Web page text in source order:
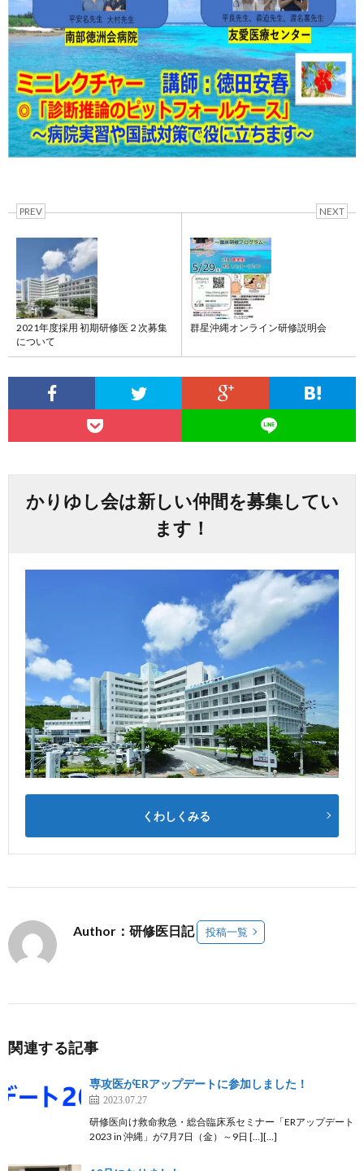
PREV
2021年度採用 初期研修医２次募集
について
NEXT
群星沖縄オンライン研修説明会
かりゆし会は新しい仲間を募集してい
ます！
くわしくみる
Author：研修医日記 投稿一覧
関連する記事
専攻医がERアップデートに参加しました！
2023.07.27
研修医向け救命救急・総合臨床系セミナー「ERアップデート
2023 in 沖縄」が7月7日（金）～9日 […][…]